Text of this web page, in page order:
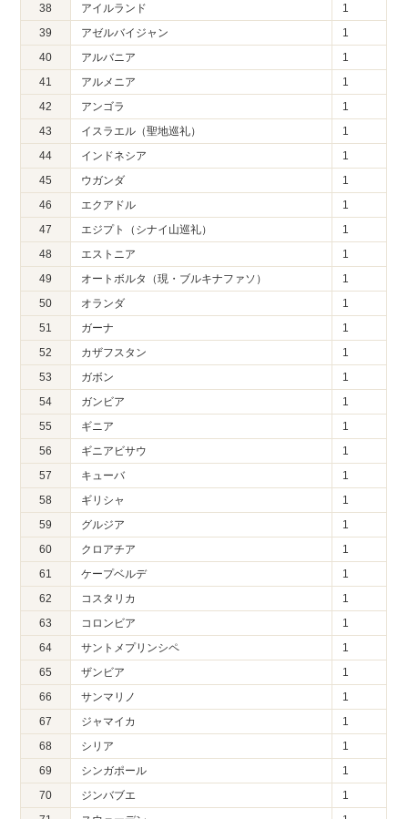
38
アイルランド
1
39
アゼルバイジャン
1
40
アルバニア
1
41
アルメニア
1
42
アンゴラ
1
43
イスラエル（聖地巡礼）
1
44
インドネシア
1
45
ウガンダ
1
46
エクアドル
1
47
エジプト（シナイ山巡礼）
1
48
エストニア
1
49
オートボルタ（現・ブルキナファソ）
1
50
オランダ
1
51
ガーナ
1
52
カザフスタン
1
53
ガボン
1
54
ガンビア
1
55
ギニア
1
56
ギニアビサウ
1
57
キューバ
1
58
ギリシャ
1
59
グルジア
1
60
クロアチア
1
61
ケープベルデ
1
62
コスタリカ
1
63
コロンビア
1
64
サントメプリンシペ
1
65
ザンビア
1
66
サンマリノ
1
67
ジャマイカ
1
68
シリア
1
69
シンガポール
1
70
ジンバブエ
1